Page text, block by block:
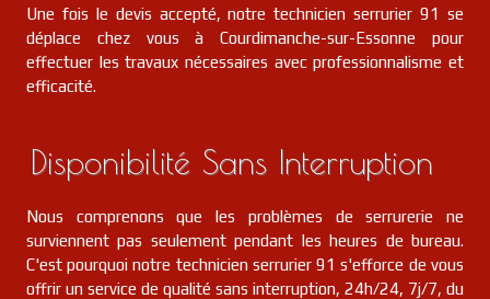
Une fois le devis accepté, notre technicien serrurier 91 se
déplace chez vous à Courdimanche-sur-Essonne pour
effectuer les travaux nécessaires avec professionnalisme et
efficacité.
Disponibilité Sans Interruption
Nous comprenons que les problèmes de serrurerie ne
surviennent pas seulement pendant les heures de bureau.
C'est pourquoi notre technicien serrurier 91 s'efforce de vous
offrir un service de qualité sans interruption, 24h/24, 7j/7, du